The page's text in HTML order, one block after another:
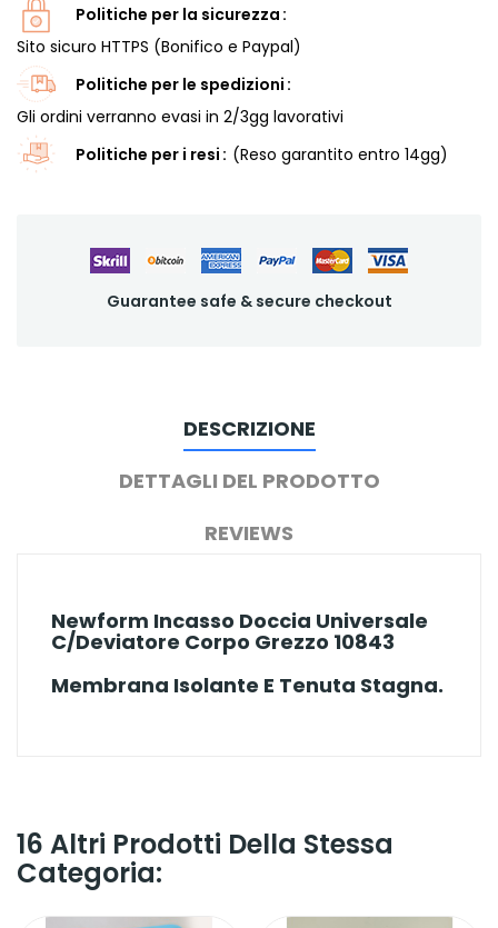
Politiche per la sicurezza
Sito sicuro HTTPS (Bonifico e Paypal)
Politiche per le spedizioni
Gli ordini verranno evasi in 2/3gg lavorativi
Politiche per i resi
(Reso garantito entro 14gg)
Guarantee safe & secure checkout
DESCRIZIONE
DETTAGLI DEL PRODOTTO
REVIEWS
Newform Incasso Doccia Universale
C/deviatore Corpo Grezzo 10843
Membrana Isolante E Tenuta Stagna.
16 Altri Prodotti Della Stessa
Categoria: